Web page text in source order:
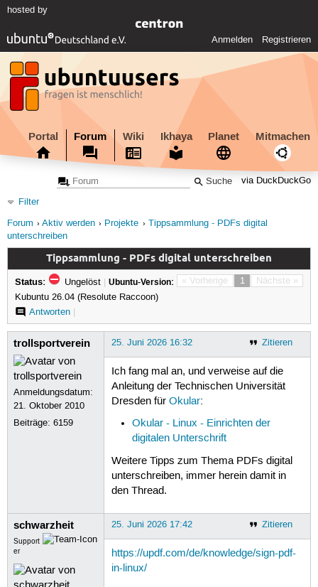
hosted by
Anmelden Registrieren
Portal Forum Wiki Ikhaya Planet Mitmachen
via DuckDuckGo
Filter
Forum
Aktiv werden Projekte
Tippsammlung - PDFs digital
unterschreiben
Tippsammlung - PDFs digital unterschreiben
« Vorherige 1 Nächste »
Status: Ungelöst | Ubuntu-Version:
Kubuntu 26.04 (Resolute Raccoon)
Antworten|
trollsportverein
Anmeldungsdatum:
21. Oktober 2010
Beiträge:6159
Zitieren
25. Juni 2026 16:32
Ich fang mal an, und verweise auf die
Anleitung der Technischen Universität
Dresden für Okular:
Okular - Linux - Einrichten der
digitalen Unterschrift
Weitere Tipps zum Thema PDFs digital
unterschreiben, immer herein damit in
den Thread.
schwarzheit
Support
er
Zitieren
25. Juni 2026 17:42
https://updf.com/de/knowledge/sign-pdf-
in-linux/